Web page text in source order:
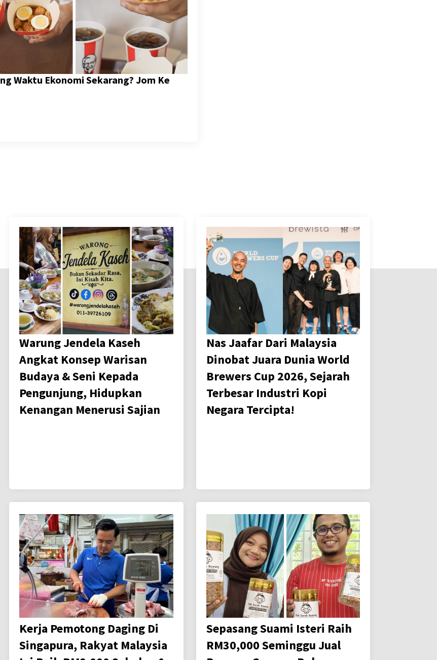
Waktu Ekonomi Sekarang? Jom Ke
Warung Jendela Kaseh
Angkat Konsep Warisan
Budaya & Seni Kepada
Pengunjung, Hidupkan
Kenangan Menerusi Sajian
Nas Jaafar Dari Malaysia
Dinobat Juara Dunia World
Brewers Cup 2026, Sejarah
Terbesar Industri Kopi
Negara Tercipta!
Kerja Pemotong Daging Di
Singapura, Rakyat Malaysia
Sepasang Suami Isteri Raih
RM30,000 Seminggu Jual